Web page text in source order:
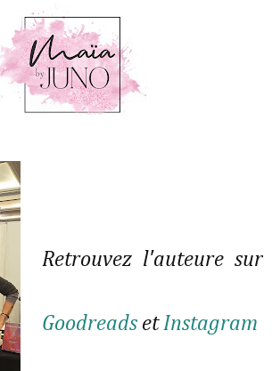
Retrouvez l'auteure sur
Goodreads etInstagram